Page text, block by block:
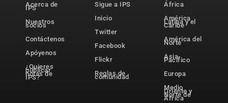
Acerca de
IPS
Nuestros
socios
Contáctenos
Apóyenos
¿Quieres
publicar
notas de
IPS?
Sigue a IPS
Inicio
Twitter
Facebook
Flickr
Reglas de
comunidad
África
América
Latina y el
Caribe
América del
Norte
Asia-
Pacífico
Europa
Medio
Oriente y
Norte de
África